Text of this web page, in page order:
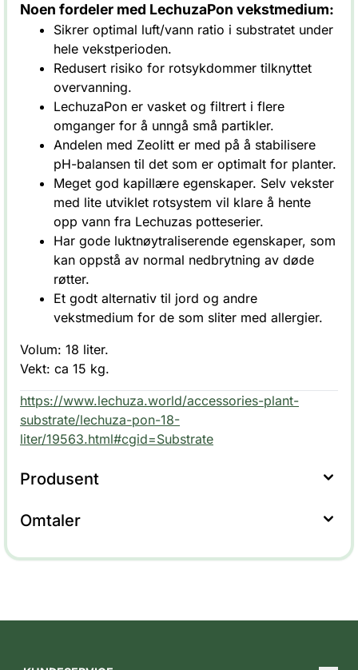
Noen fordeler med LechuzaPon vekstmedium:
Sikrer optimal luft/vann ratio i substratet under
hele vekstperioden.
Redusert risiko for rotsykdommer tilknyttet
overvanning.
LechuzaPon er vasket og filtrert i flere
omganger for å unngå små partikler.
Andelen med Zeolitt er med på å stabilisere
pH-balansen til det som er optimalt for planter.
Meget god kapillære egenskaper. Selv vekster
med lite utviklet rotsystem vil klare å hente
opp vann fra Lechuzas potteserier.
Har gode luktnøytraliserende egenskaper, som
kan oppstå av normal nedbrytning av døde
røtter.
Et godt alternativ til jord og andre
vekstmedium for de som sliter med allergier.
Volum: 18 liter.
Vekt: ca 15 kg.
https://www.lechuza.world/accessories-plant-
substrate/lechuza-pon-18-
liter/19563.html#cgid=Substrate
Produsent
Omtaler